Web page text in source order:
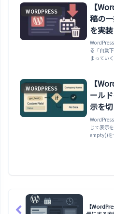
WORDPRESS
【
稿の
を実
る「自動
まってい
WORDPRESS
【
ール
示を
の0/
じて表示
empty()を
【